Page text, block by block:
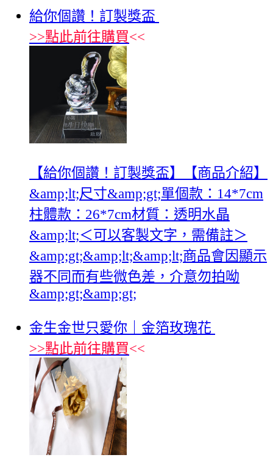
給你個讚！訂製獎盃
>>點此前往購買<<
【給你個讚！訂製獎盃】【商品介紹】
&amp;lt;尺寸&amp;gt;單個款：14*7cm
柱體款：26*7cm材質：透明水晶
&amp;lt;＜可以客製文字，需備註＞
&amp;gt;&amp;lt;&amp;lt;商品會因顯示
器不同而有些微色差，介意勿拍呦
&amp;gt;&amp;gt;
金生金世只愛你｜金箔玫瑰花
>>點此前往購買<<